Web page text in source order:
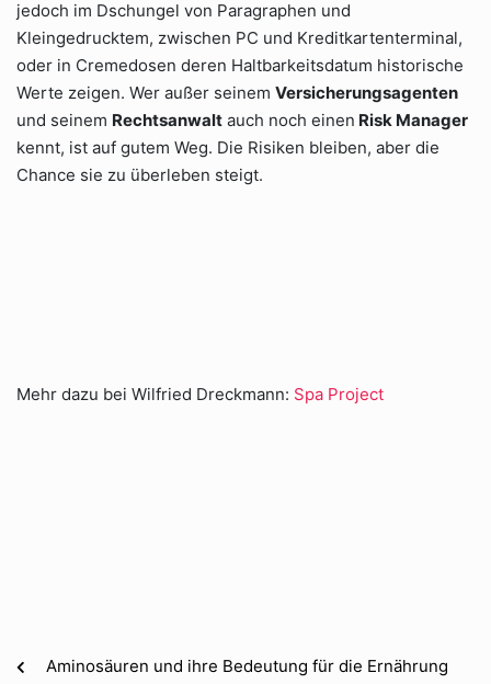
jedoch im Dschungel von Paragraphen und
Kleingedrucktem, zwischen PC und Kreditkartenterminal,
oder in Cremedosen deren Haltbarkeitsdatum historische
Werte zeigen. Wer außer seinem Versicherungsagenten
und seinem Rechtsanwalt auch noch einen Risk Manager
kennt, ist auf gutem Weg. Die Risiken bleiben, aber die
Chance sie zu überleben steigt.
Mehr dazu bei Wilfried Dreckmann: Spa Project
Aminosäuren und ihre Bedeutung für die Ernährung